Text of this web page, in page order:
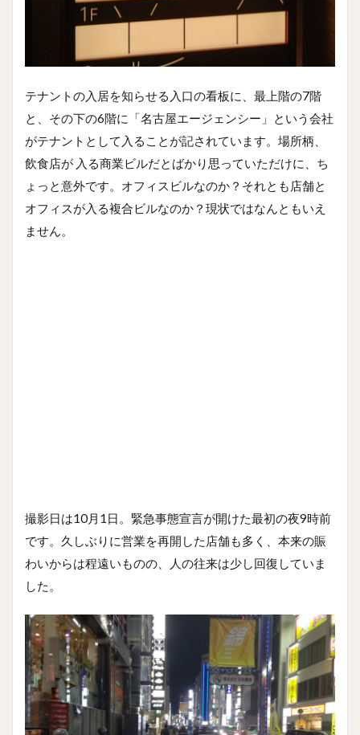
テナントの入居を知らせる入口の看板に、最上階の7階
と、その下の6階に「名古屋エージェンシー」という会社
がテナントとして入ることが記されています。場所柄、
飲食店が 入る商業ビルだとばかり思っていただけに、ち
ょっと意外です。オフィスビルなのか？それとも店舗と
オフィスが入る複合ビルなのか？現状ではなんともいえ
ません。
撮影日は10月1日。緊急事態宣言が開けた最初の夜9時前
です。久しぶりに営業を再開した店舗も多く、本来の賑
わいからは程遠いものの、人の往来は少し回復していま
した。